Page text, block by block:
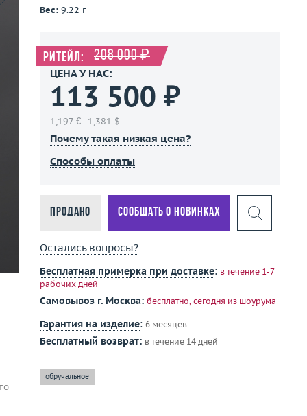
Вес: 9.22 г
Ритейл: 208 000 ₽
ЦЕНА У НАС:
113 500 ₽
1,197 € 1,381 $
Почему такая низкая цена?
Способы оплаты
Продано Сообщать о новинках
Остались вопросы?
Бесплатная примерка при доставке: в течение 1-7
рабочих дней
Самовывоз г. Москва: бесплатно, сегодня из шоурума
Гарантия на изделие: 6 месяцев
Бесплатный возврат: в течение 14 дней
обручальное